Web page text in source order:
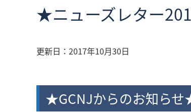
★ニューズレター
更新日： 2017年10月30日
★GCNJからのお知ら